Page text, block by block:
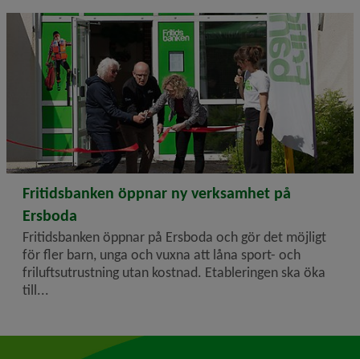
2026-06-03
Fritidsbanken öppnar ny verksamhet på
Ersboda
Fritidsbanken öppnar på Ersboda och gör det möjligt
för fler barn, unga och vuxna att låna sport- och
friluftsutrustning utan kostnad. Etableringen ska öka
till...